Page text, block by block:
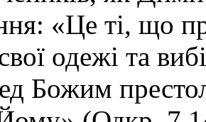
«Це ті, що
одежі та
Божим